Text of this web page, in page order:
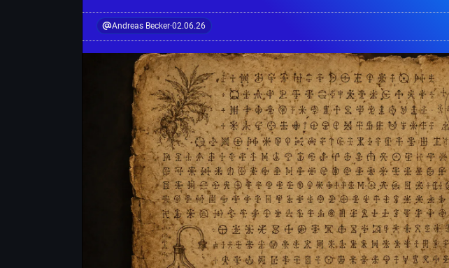
Andreas Becker·02.06.26